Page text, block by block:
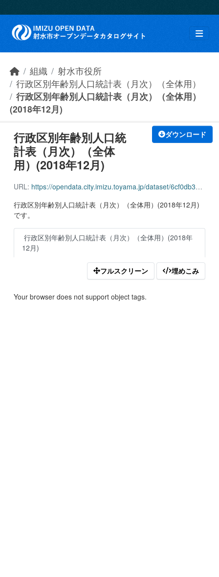
組織
射水市役所
行政区別年齢別人口統計表（月次）（全体用）
行政区別年齢別人口統計表（月次）（全体用）
(2018年12月)
ダウンロード
行政区別年齢別人口統
計表（月次）（全体
用）(2018年12月)
URL: https://opendata.city.imizu.toyama.jp/dataset/6cf0db36-afe8-4167-9d4d-5a899959eba7/resource/2bb49485-1a43-4c2f-9391-851fcd3825b6/download/162116_age_population_all_201812.pdf
行政区別年齢別人口統計表（月次）（全体用）(2018年12月)
です。
行政区別年齢別人口統計表（月次）（全体用）(2018年
12月)
フルスクリーン 埋めこみ
Your browser does not support object tags.